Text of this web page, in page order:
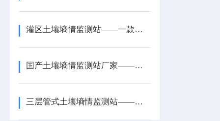
灌区土壤墒情监测站——一款抗旱基础的果园土壤墒情监测站2026+派+送
国产土壤墒情监测站厂家——一款补墒灌溉的一体式土壤墒情监测站2026
三层管式土壤墒情监测站——一款预警冻旱的四层管式土壤墒情监测站2026